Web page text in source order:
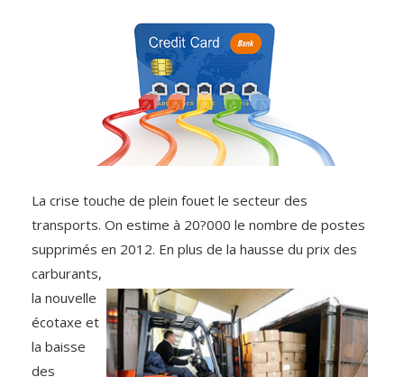
La crise touche de plein fouet le secteur des
transports. On estime à 20?000 le nombre de postes
supprimés en 2012. En plus de la hausse du prix des
carburants,
la nouvelle
écotaxe et
la baisse
des